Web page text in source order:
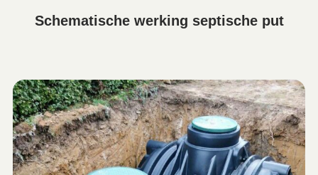
Schematische werking septische put